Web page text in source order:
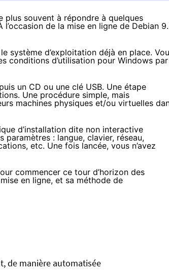
plus souvent à répondre à quelques
de la mise en ligne de Debian
système d’exploitation déjà en place.
conditions d’utilisation pour Windows par
un CD ou une clé USB. Une étape
Une procédure simple, mais
machines physiques et/ou virtuelles
d’installation dite non interactive
paramètres : langue, clavier, réseau,
etc. Une fois lancée, vous n’avez
commencer ce tour d’horizon des
en ligne, et sa méthode de
de manière automatisée